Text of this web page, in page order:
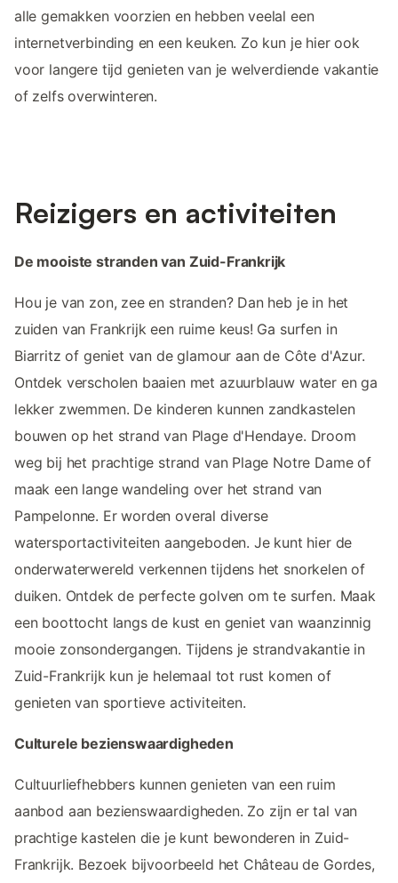
alle gemakken voorzien en hebben veelal een
internetverbinding en een keuken. Zo kun je hier ook
voor langere tijd genieten van je welverdiende vakantie
of zelfs overwinteren.
Reizigers en activiteiten
De mooiste stranden van Zuid-Frankrijk
Hou je van zon, zee en stranden? Dan heb je in het
zuiden van Frankrijk een ruime keus! Ga surfen in
Biarritz of geniet van de glamour aan de Côte d'Azur.
Ontdek verscholen baaien met azuurblauw water en ga
lekker zwemmen. De kinderen kunnen zandkastelen
bouwen op het strand van Plage d'Hendaye. Droom
weg bij het prachtige strand van Plage Notre Dame of
maak een lange wandeling over het strand van
Pampelonne. Er worden overal diverse
watersportactiviteiten aangeboden. Je kunt hier de
onderwaterwereld verkennen tijdens het snorkelen of
duiken. Ontdek de perfecte golven om te surfen. Maak
een boottocht langs de kust en geniet van waanzinnig
mooie zonsondergangen. Tijdens je strandvakantie in
Zuid-Frankrijk kun je helemaal tot rust komen of
genieten van sportieve activiteiten.
Culturele bezienswaardigheden
Cultuurliefhebbers kunnen genieten van een ruim
aanbod aan bezienswaardigheden. Zo zijn er tal van
prachtige kastelen die je kunt bewonderen in Zuid-
Frankrijk. Bezoek bijvoorbeeld het Château de Gordes,